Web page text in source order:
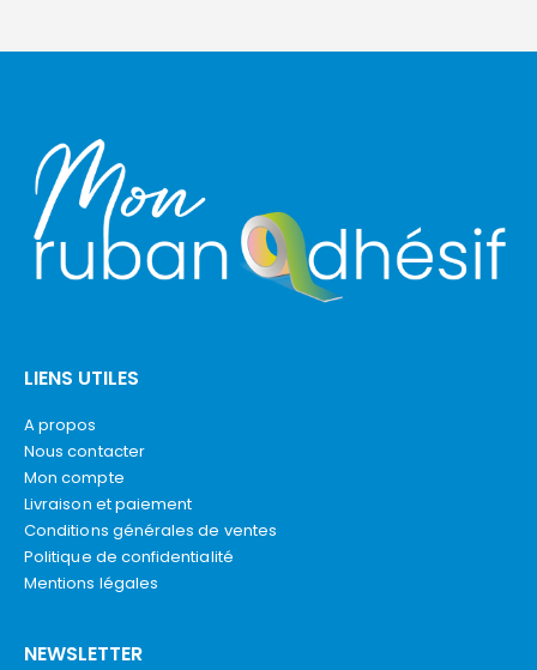
LIENS UTILES
A propos
Nous contacter
Mon compte
Livraison et paiement
Conditions générales de ventes
Politique de confidentialité
Mentions légales
NEWSLETTER